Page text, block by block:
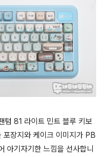
텀 81 라이트 민트 블루 키보
포장지와 케이크 이미지가 PB
아기자기한 느낌을 선사합니